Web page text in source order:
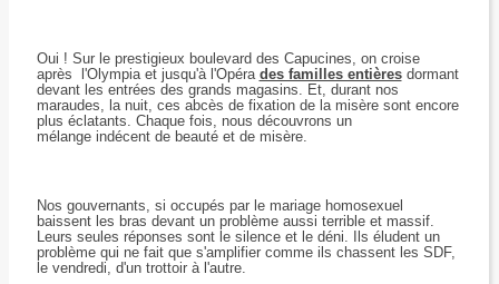
Oui ! Sur le prestigieux boulevard des Capucines, on croise
après l'Olympia et jusqu'à l'Opéra des familles entièresdormant
devant les entrées des grands magasins. Et, durant nos
maraudes, la nuit, ces abcès de fixation de la misère sont encore
plus éclatants. Chaque fois, nous découvrons un
mélange indécent de beauté et de misère.
Nos gouvernants, si occupés par le mariage homosexuel
baissent les bras devant un problème aussi terrible et massif.
Leurs seules réponses sont le silence et le déni. Ils éludent un
problème qui ne fait que s'amplifier comme ils chassent les SDF,
le vendredi, d'un trottoir à l'autre.